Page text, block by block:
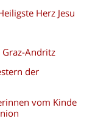
Herz Jesu
Andritz
der
vom Kinde